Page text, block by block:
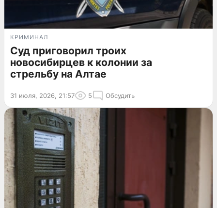
КРИМИНАЛ
Суд приговорил троих
новосибирцев к колонии за
стрельбу на Алтае
31 июля, 2026, 21:57 5 Обсудить